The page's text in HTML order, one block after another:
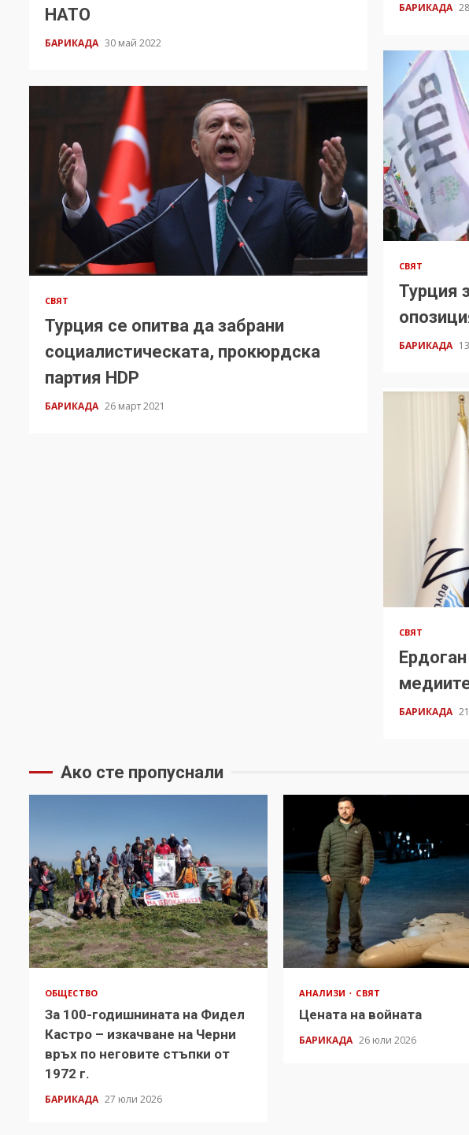
НАТО
БАРИКАДА 30 май 2022
БАРИКАДА
СВЯТ
Турция
БАРИКАДА
СВЯТ
Турция се опитва да забрани
социалистическата, прокюрдска
партия HDP
БАРИКАДА 26 март 2021
СВЯТ
БАРИКАДА
Ако сте пропуснали
ОБЩЕСТВО
За 100-годишнината на Фидел
Кастро – изкачване на Черни
връх по неговите стъпки от
1972 г.
БАРИКАДА 27 юли 2026
АНАЛИЗИ СВЯТ
Цената на войната
БАРИКАДА 26 юли 2026